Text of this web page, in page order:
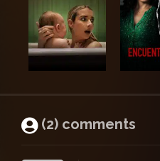
(2) comments